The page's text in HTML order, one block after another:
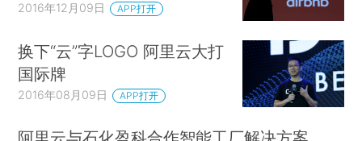
2016年12月09日 APP打开
换下“云”字LOGO 阿里云大打
国际牌
2016年08月09日 APP打开